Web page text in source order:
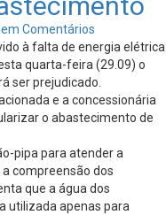
Comentários
à falta de energia elétrica
quarta-feira (29.09) o
ser prejudicado.
e a concessionária
o abastecimento de
pipa para atender a
compreensão dos
que a água dos
utilizada apenas para